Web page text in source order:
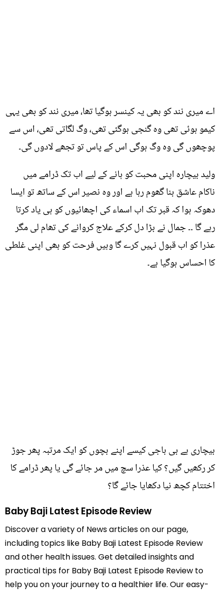
اے میری نند کو بھی یہ کینسر ہوگیا تھا، میری نند کو بھی یہی
کیمو ہوئی تھی وہ گنجی ہوگئی تھی، وگ لگاتی تھی، اس سے
پوچھوں گی وہ وگ ہوگی اس کے پاس تو تجھے لادوں گی۔
ولید بیچارہ اپنی محبت کو ہانے کے لیے اب تک ڈرامے میں
ناکام عاشق بنا گھوم رہا ہے اور وہ نصیر اس کے ساتھ تو ایسا
دھوکہ ہوا کہ قبر تک اب اسماء کی اچھائیوں کو ہی یاد کرتا
رہے گا ۔۔ جمال نے بڑا دل کرکے علاج کروانے کی تھام لی مگر
عذرا کو اب قبول نہیں کرے گا وہیں فرحت کو بھی اپنی غلطی
کا احساس ہوگیا ہے۔
بیچاری بے بی باجی کیسے اپنے بچوں کو ایک مرتبہ پھر جوڑ
کر رکھیں گیں؟ کیا عذرا سچ میں مر جائے گی یا پھر ڈرامے کا
اختتام کچھ نیا دکھایا جائے گا؟
Baby Baji Latest Episode Review
Discover a variety of News articles on our page,
including topics like Baby Baji Latest Episode Review
and other health issues. Get detailed insights and
practical tips for Baby Baji Latest Episode Review to
help you on your journey to a healthier life. Our easy-